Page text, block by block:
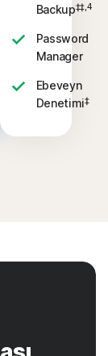
Backup‡‡,4
Password
Manager
Ebeveyn
Denetimi‡